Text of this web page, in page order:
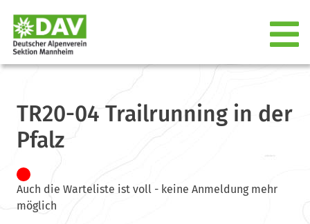
TR20-04 Trailrunning in der
Pfalz
Auch die Warteliste ist voll - keine Anmeldung mehr
möglich